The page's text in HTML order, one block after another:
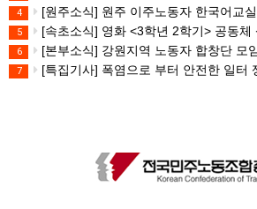
4 [원주소식] 원주 이주노동자 한국어교실
5 [속초소식] 영화 <3학년 2학기> 공동체
6 [본부소식] 강원지역 노동자 합창단 모
7 [특집기사] 폭염으로 부터 안전한 일터